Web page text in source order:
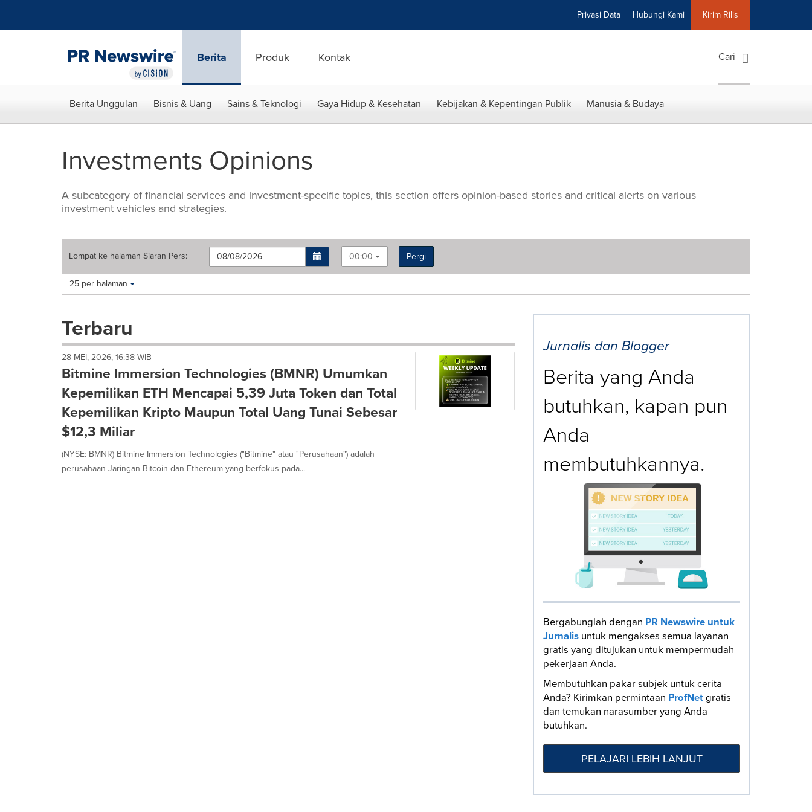
Privasi Data Hubungi Kami Kirim Rilis
Berita Produk Kontak Cari
Berita Unggulan Bisnis & Uang Sains & Teknologi Gaya Hidup & Kesehatan Kebijakan & Kepentingan Publik Manusia & Budaya
Investments Opinions
A subcategory of financial services and investment-specific topics, this section offers opinion-based stories and critical alerts on various
investment vehicles and strategies.
Lompat ke halaman Siaran Pers: 00:00
Pergi
Making
these
dropdown
cause
content
on
this
page
to
change.
listings
will
Items per page:
25 per halaman
Terbaru
28 MEI, 2026, 16:38 WIB
Bitmine Immersion Technologies (BMNR) Umumkan
Kepemilikan ETH Mencapai 5,39 Juta Token dan Total
Kepemilikan Kripto Maupun Total Uang Tunai Sebesar
$12,3 Miliar
(NYSE: BMNR) Bitmine Immersion Technologies ("Bitmine" atau "Perusahaan") adalah
perusahaan Jaringan Bitcoin dan Ethereum yang berfokus pada...
Jurnalis dan Blogger
Berita yang Anda
butuhkan, kapan pun
Anda
membutuhkannya.
Bergabunglah dengan PR Newswire untuk
Jurnalis untuk mengakses semua layanan
gratis yang ditujukan untuk mempermudah
pekerjaan Anda.
Membutuhkan pakar subjek untuk cerita
Anda? Kirimkan permintaan ProfNetgratis
dan temukan narasumber yang Anda
butuhkan.
PELAJARI LEBIH LANJUT